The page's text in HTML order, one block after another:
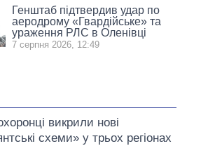
Генштаб підтвердив удар по
аеродрому «Гвардійське» та
ураження РЛС в Оленівці
7 серпня 2026, 12:49
викрили нові
схеми» у трьох регіонах